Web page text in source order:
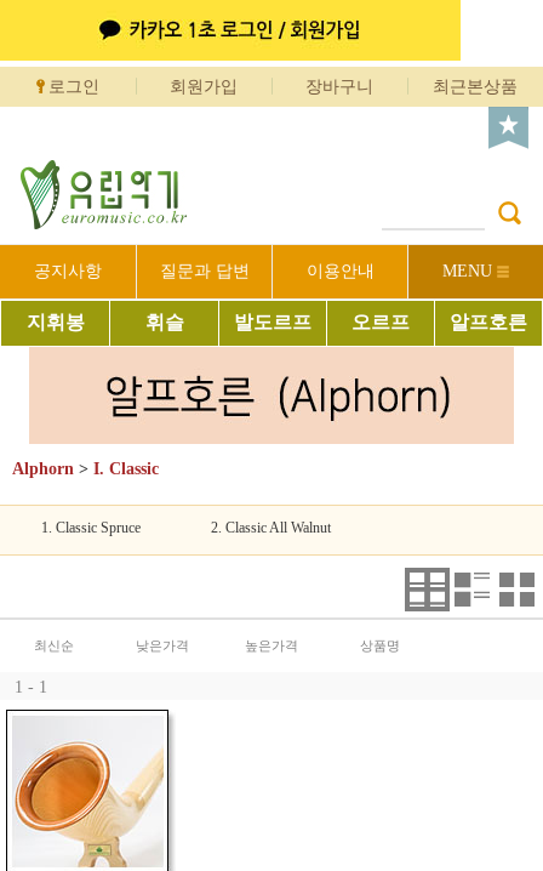
로그인 회원가입 장바구니 최근본상품
공지사항 질문과 답변 이용안내 MENU
지휘봉 휘슬 발도르프 오르프 알프호른
Alphorn > I. Classic
1. Classic Spruce 2. Classic All Walnut
최신순 낮은가격 높은가격 상품명
1 - 1